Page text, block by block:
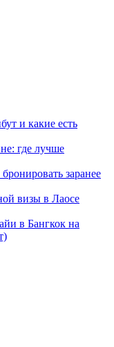
и какие есть
где лучше
заранее
визы в Лаосе
в Бангкок на